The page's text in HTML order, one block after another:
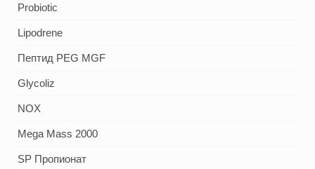
Probiotic
Lipodrene
Пептид PEG MGF
Glycoliz
NOX
Mega Mass 2000
SP Пропионат